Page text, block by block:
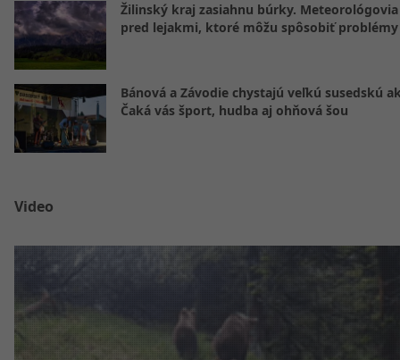
Žilinský kraj zasiahnu búrky.
pred lejakmi, ktoré môžu spôsobiť problémy
Bánová a Závodie chystajú veľkú susedskú
Čaká vás šport, hudba aj ohňová šou
Video